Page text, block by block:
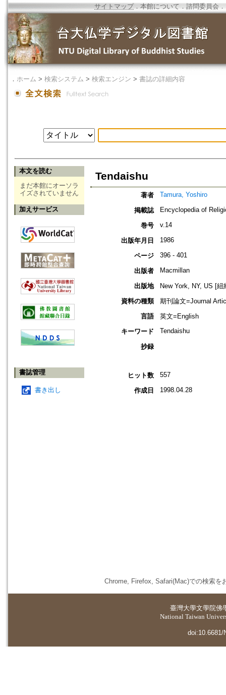
サイトマップ．本館について ． 諮問委員会 ．
． ホーム > 検索システム > 検索エンジン > 書誌の詳細内容
本文を読む
まだ本館にオーソラ
イズされていません
加えサービス
書誌管理
書き出し
Tendaishu
著者 Tamura, Yoshiro
掲載誌 Encyclopedia of
巻号 v.14
出版年月日 1986
ページ 396 - 401
出版者 Macmillan
出版地
New York, NY, US [
資料の種類
期刊論文=Journal
言語
英文=English
キーワード
Tendaishu
抄録
ヒット数 557
作成日 1998.04.28
Chrome, Firefox, Safari(Mac)での検索を
臺灣大學文學院佛
National Taiwan
doi:10.6681/